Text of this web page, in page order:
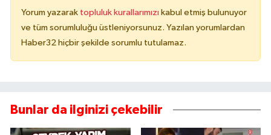
Yorum yazarak topluluk kurallarımızı kabul etmiş bulunuyor
ve tüm sorumluluğu üstleniyorsunuz. Yazılan yorumlardan
Haber32 hiçbir şekilde sorumlu tutulamaz.
Bunlar da ilginizi çekebilir